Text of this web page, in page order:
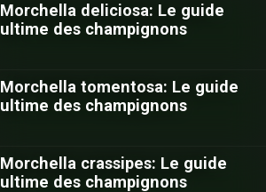
Morchella deliciosa: Le guide
ultime des champignons
Morchella tomentosa: Le guide
ultime des champignons
Morchella crassipes: Le guide
ultime des champignons